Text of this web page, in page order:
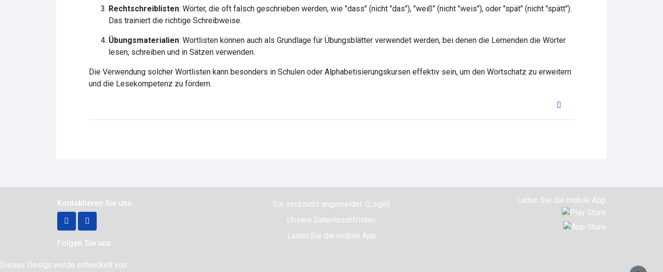
Rechtschreiblisten: Wörter, die oft falsch geschrieben werden, wie "dass" (nicht "das"), "weiß" (nicht "weis"), oder "spät" (nicht "spätt").
Das trainiert die richtige Schreibweise.
Übungsmaterialien: Wortlisten können auch als Grundlage für Übungsblätter verwendet werden, bei denen die Lernenden die Wörter
lesen, schreiben und in Sätzen verwenden.
Die Verwendung solcher Wortlisten kann besonders in Schulen oder Alphabetisierungskursen effektiv sein, um den Wortschatz zu erweitern
und die Lesekompetenz zu fördern.
Kontaktieren Sie uns
Folgen Sie uns
Sie sind nicht angemeldet. (Login)
Unsere Datenlöschfristen
Laden Sie die mobile App
Laden Sie die mobile App
Dieses Design wurde entwickelt von